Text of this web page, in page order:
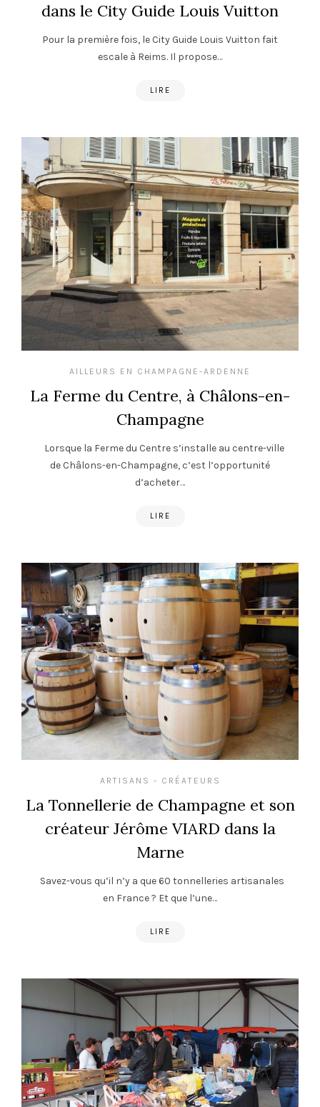
dans le City Guide Louis Vuitton
Pour la première fois, le City Guide Louis Vuitton fait
escale à Reims. Il propose…
LIRE
AILLEURS EN CHAMPAGNE-ARDENNE
La Ferme du Centre, à Châlons-en-
Champagne
Lorsque la Ferme du Centre s’installe au centre-ville
de Châlons-en-Champagne, c’est l’opportunité
d’acheter…
LIRE
ARTISANS - CRÉATEURS
La Tonnellerie de Champagne et son
créateur Jérôme VIARD dans la
Marne
Savez-vous qu’il n’y a que 60 tonnelleries artisanales
en France ? Et que l’une…
LIRE